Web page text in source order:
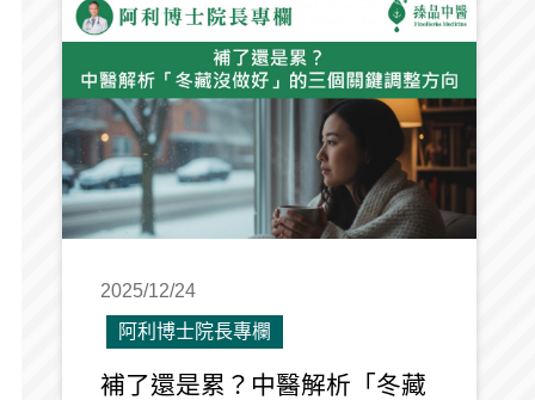
2025/12/24
阿利博士院長專欄
補了還是累？中醫解析「冬藏